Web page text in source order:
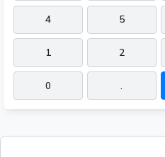
4 5
1 2
0 .